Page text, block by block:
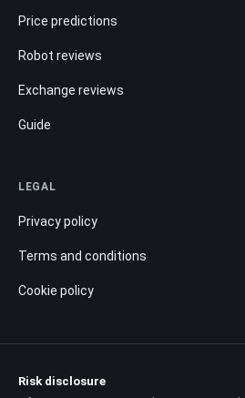
Price predictions
Robot reviews
Exchange reviews
Guide
LEGAL
Privacy policy
Terms and conditions
Cookie policy
Risk disclosure